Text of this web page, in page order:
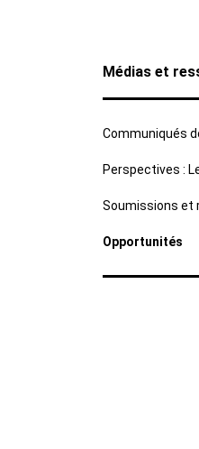
Médias et
Communiqués
Perspectives :
Soumissions et
Opportunités